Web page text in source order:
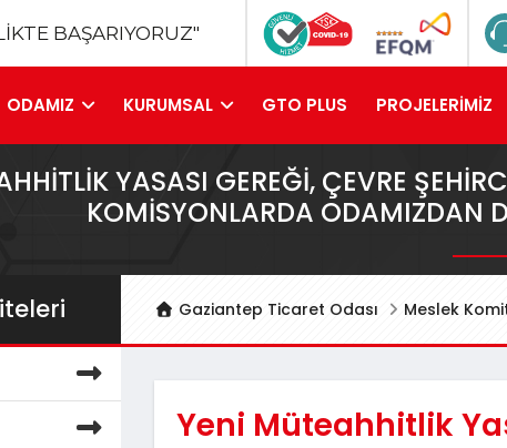
BAŞARIYORUZ"
ODAMIZ KURUMSAL GTO PLUS PROJELERİMİZ
YASASI GEREĞI, ÇEVRE
KOMISYONLARDA ODAMIZDAN
Gaziantep Ticaret Odası Meslek
Yeni Müteahhitlik